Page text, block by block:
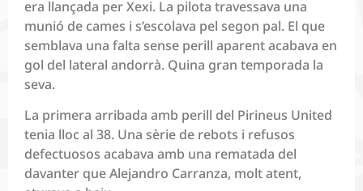
era llançada per Xexi. La pilota travessava una
munió de cames i s’escolava pel segon pal. El que
semblava una falta sense perill aparent acabava en
gol del lateral andorrà. Quina gran temporada la
seva.
La primera arribada amb perill del Pirineus United
tenia lloc al 38. Una sèrie de rebots i refusos
defectuosos acabava amb una rematada del
davanter que Alejandro Carranza, molt atent,